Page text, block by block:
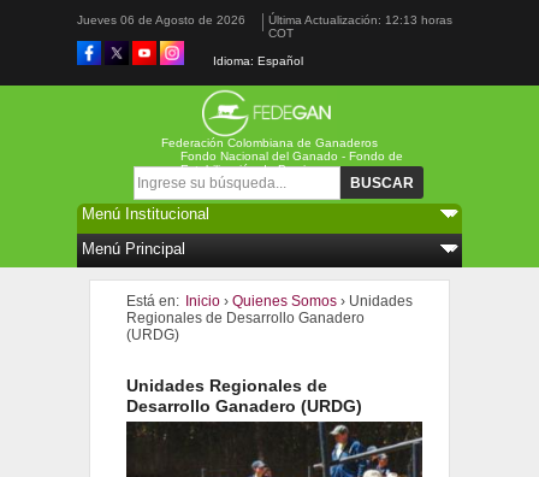
Jueves 06 de Agosto de 2026
Última Actualización: 12:13 horas
COT
Idioma: Español
Federación Colombiana de Ganaderos
Formulario de búsqueda
Fondo Nacional del Ganado - Fondo de
Estabilización de Precios
Está en: Inicio › Quienes Somos › Unidades
Regionales de Desarrollo Ganadero
(URDG)
Unidades Regionales de
Desarrollo Ganadero (URDG)